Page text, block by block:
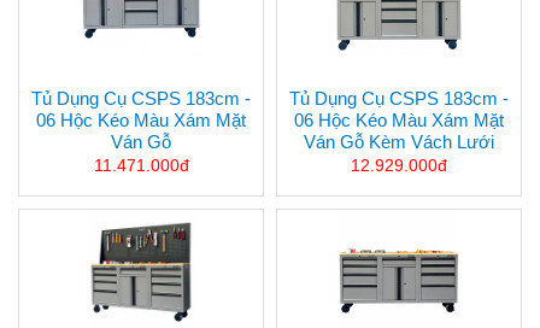
Tủ Dụng Cụ CSPS 183cm -
06 Hộc Kéo Màu Xám Mặt
Ván Gỗ
11.471.000đ
Tủ Dụng Cụ CSPS 183cm -
06 Hộc Kéo Màu Xám Mặt
Ván Gỗ Kèm Vách Lưới
12.929.000đ